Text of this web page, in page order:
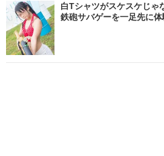
白Tシャツがスケスケじ
鉄砲サバゲーを一足先に